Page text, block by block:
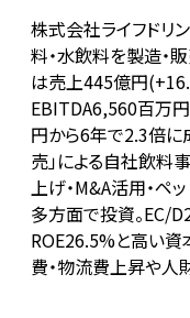
株式会社ライフドリ
料・水飲料を製造・
は売上445億円
EBITDA6,560百万
円から6年で2.3倍に
売」による自社飲料
上げ・M&A活用・ペ
多方面で投資。EC/
ROE26.5%と高い資
費・物流費上昇や人